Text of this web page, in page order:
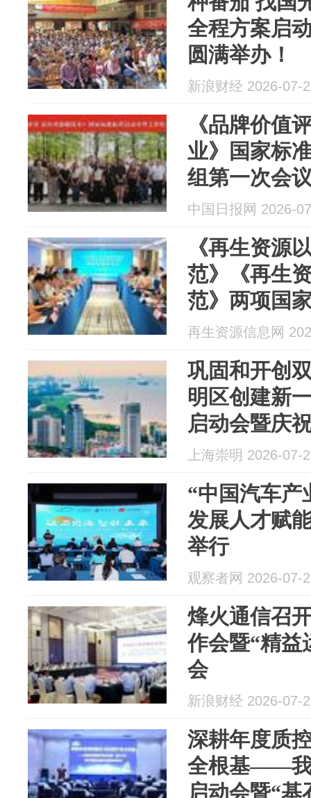
全程方案启
圆满举办！
新浪财经 2026-07-
《品牌价值
业》国家标
组第一次会
中国日报网 2026-
《再生资源
范》《再生
范》两项国
次工作会在
再生资源信息网
巩固和开创
明区创建新
启动会暨庆
军99周年军
上海崇明 2026-07-
“中国汽车产
发展人才赋
举行
观察者网 2026-07-
烽火通信召
作会暨“精益
会
新浪财经 2026-07-
深耕年度质
全根基——我
启动会暨“基